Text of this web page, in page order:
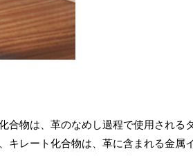
合物は、革のなめし過程で使用される
キレート化合物は、革に含まれる金属